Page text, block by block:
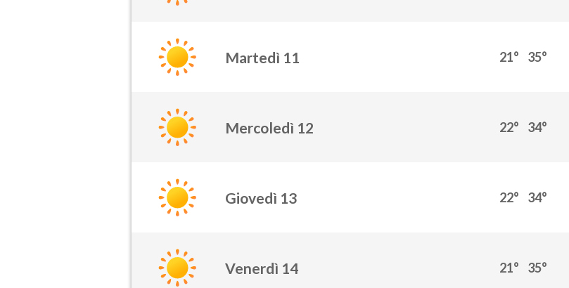
Martedì 11 21° 35°
Mercoledì 12 22° 34°
Giovedì 13 22° 34°
Venerdì 14 21° 35°